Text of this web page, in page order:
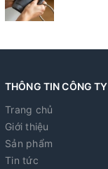
THÔNG TIN CÔNG TY
Trang chủ
Giới thiệu
Sản phẩm
Tin tức